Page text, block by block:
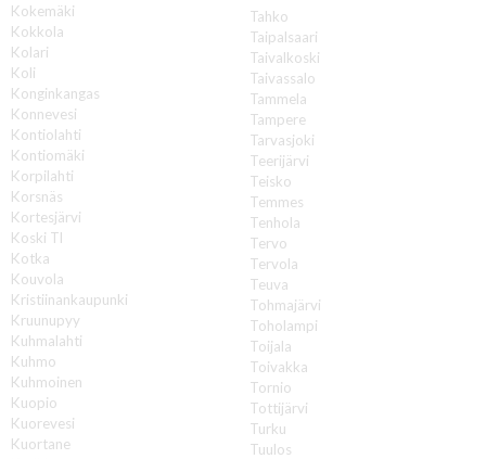
Kokemäki
Kokkola
Kolari
Koli
Konginkangas
Konnevesi
Kontiolahti
Kontiomäki
Korpilahti
Korsnäs
Kortesjärvi
Koski Tl
Kotka
Kouvola
Kristiinankaupunki
Kruunupyy
Kuhmalahti
Kuhmo
Kuhmoinen
Kuopio
Kuorevesi
Kuortane
Tahko
Taipalsaari
Taivalkoski
Taivassalo
Tammela
Tampere
Tarvasjoki
Teerijärvi
Teisko
Temmes
Tenhola
Tervo
Tervola
Teuva
Tohmajärvi
Toholampi
Toijala
Toivakka
Tornio
Tottijärvi
Turku
Tuulos